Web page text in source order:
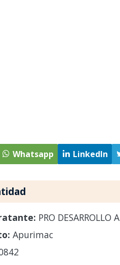
Whatsapp LinkedIn
PRO DESARROLLO
Apurimac